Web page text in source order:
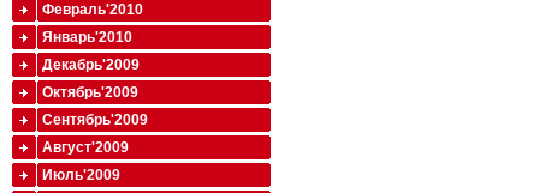
Февраль'2010
Январь'2010
Декабрь'2009
Октябрь'2009
Сентябрь'2009
Август'2009
Июль'2009